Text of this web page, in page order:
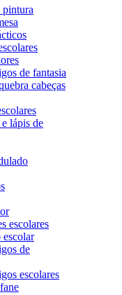
pintura
de fantasia
cabeças
lápis de
escolares
de
escolares